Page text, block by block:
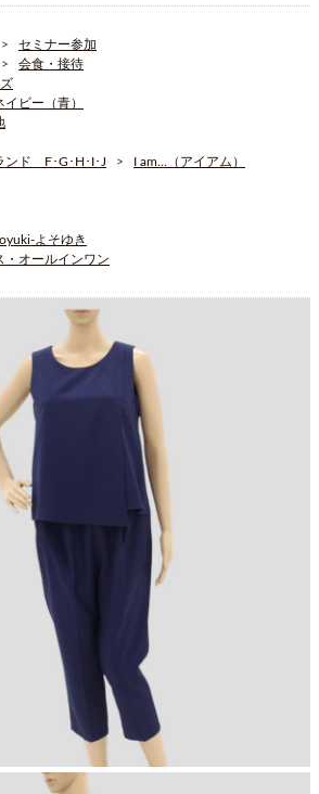
セミナー参加
会食・接待
ビー（青）
ンド F･G･H･I･J
I am...（アイアム）
よそゆき
・オールインワン